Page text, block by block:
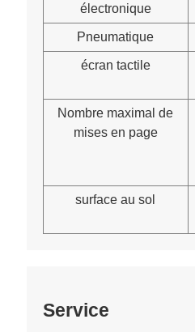
électronique
Pneumatique
écran tactile
Nombre maximal de
mises en page
surface au sol
Service